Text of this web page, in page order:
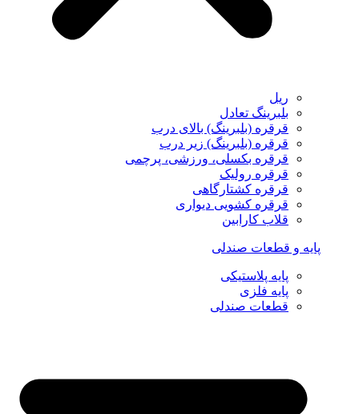
ریل
بلبرینگ تعادل
قرقره (بلبرینگ) بالای درب
قرقره (بلبرینگ) زیر درب
قرقره بکسلی، ورزشی، پرچمی
قرقره رولیک
قرقره کشتارگاهی
قرقره کشویی دیواری
قلاب کارابین
پایه و قطعات صندلی
پایه پلاستیکی
پایه فلزی
قطعات صندلی